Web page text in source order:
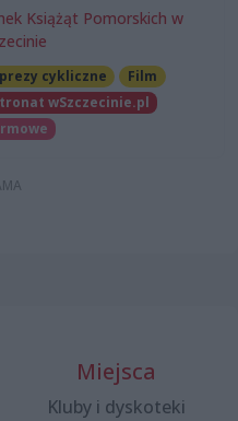
Książąt Pomorskich w
cykliczne
Film
wSzczecinie.pl
Miejsca
Kluby i dyskoteki